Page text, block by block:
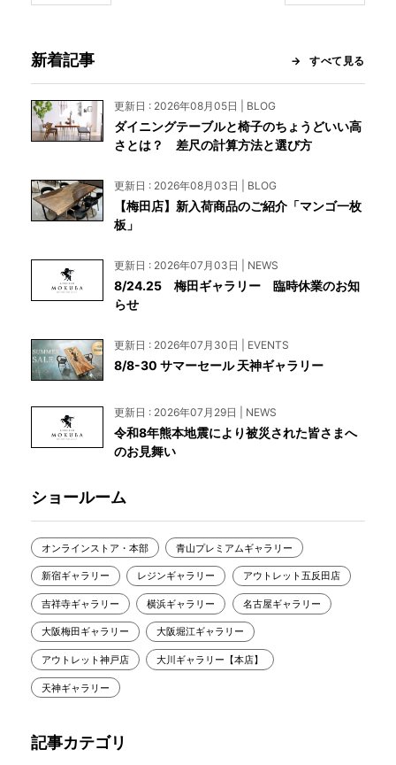
新着記事 すべて見る
更新日 : 2026年08月05日 | BLOG
ダイニングテーブルと椅子のちょうどいい高
さとは？ 差尺の計算方法と選び方
更新日 : 2026年08月03日 | BLOG
【梅田店】新入荷商品のご紹介「マンゴ一枚
板」
更新日 : 2026年07月03日 | NEWS
8/24.25 梅田ギャラリー 臨時休業のお知
らせ
更新日 : 2026年07月30日 | EVENTS
8/8-30 サマーセール 天神ギャラリー
更新日 : 2026年07月29日 | NEWS
令和8年熊本地震により被災された皆さまへ
のお見舞い
ショールーム
オンラインストア・本部 青山プレミアムギャラリー
新宿ギャラリー レジンギャラリー アウトレット五反田店
吉祥寺ギャラリー 横浜ギャラリー 名古屋ギャラリー
大阪梅田ギャラリー 大阪堀江ギャラリー
アウトレット神戸店 大川ギャラリー【本店】
天神ギャラリー
記事カテゴリ